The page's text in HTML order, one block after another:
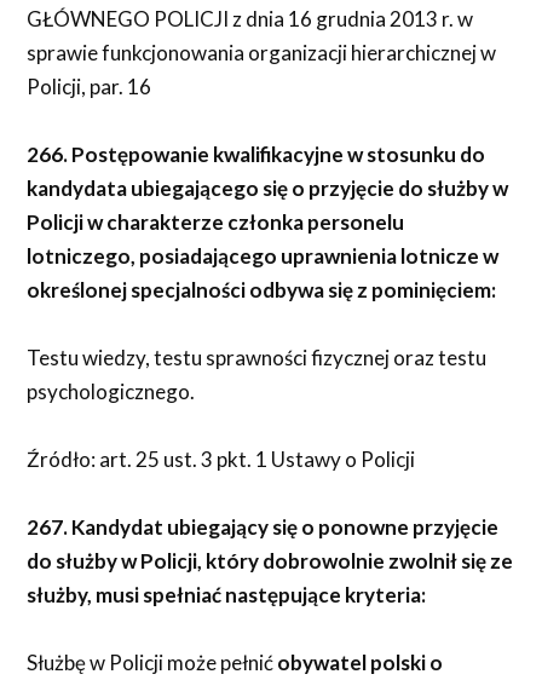
GŁÓWNEGO POLICJI z dnia 16 grudnia 2013 r. w
sprawie funkcjonowania organizacji hierarchicznej w
Policji, par. 16
266. Postępowanie kwalifikacyjne w stosunku do
kandydata ubiegającego się o przyjęcie do służby w
Policji w charakterze członka personelu
lotniczego, posiadającego uprawnienia lotnicze w
określonej specjalności odbywa się z pominięciem:
Testu wiedzy, testu sprawności fizycznej oraz testu
psychologicznego.
Źródło: art. 25 ust. 3 pkt. 1 Ustawy o Policji
267. Kandydat ubiegający się o ponowne przyjęcie
do służby w Policji, który dobrowolnie zwolnił się ze
służby, musi spełniać następujące kryteria:
Służbę w Policji może pełnićobywatel polski o